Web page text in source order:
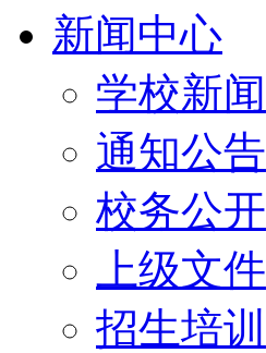
新闻中心
学校新闻
通知公告
校务公开
上级文件
招生培训